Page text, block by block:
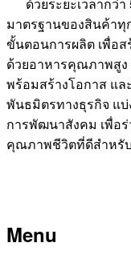
มาตรฐานของสินค้าทุ
ขั้นตอนการผลิต เพื่อ
ด้วยอาหารคุณภาพสู
พร้อมสร้างโอกาส แ
พันธมิตรทางธุรกิจ แบ่
การพัฒนาสังคม เพื่อ
คุณภาพชีวิตที่ดีสำหรั
Menu